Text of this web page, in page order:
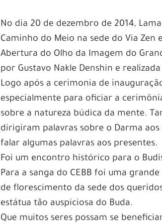
No dia 20 de dezembro de 2014,
Caminho do Meio na sede do Via Zen
Abertura do Olho da Imagem do
por Gustavo Nakle Denshin e
Logo após a cerimonia de
especialmente para oficiar a
sobre a natureza búdica da mente.
dirigiram palavras sobre o Darma
falar algumas palavras aos presentes.
Foi um encontro histórico para o
Para a sanga do CEBB foi uma
de florescimento da sede dos
estátua tão auspiciosa do Buda.
Que muitos seres possam se